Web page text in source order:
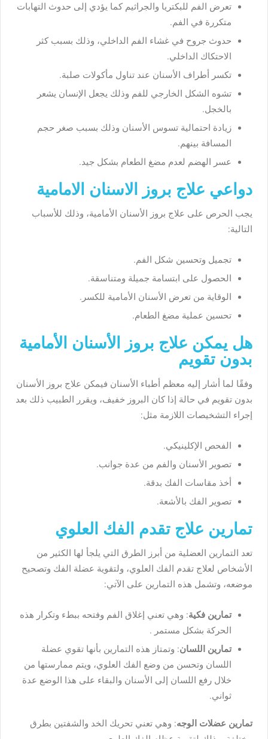
تعرض الفم للبكتريا والجراثيم كما يؤدي إلى حدوث التهابات
متكررة في الفم.
حدوث جروح في غشاء الفم الداخلي، وذلك بسبب كثر
الاحتكاك الداخلي.
تكسر أطراف الأسنان عند تناول مأكولات صلبة.
تشوه الشكل الخارجي للفم وذلك يجعل الإنسان يشعر
بالخجل.
زيادة احتمالية تسوس الأسنان وذلك بسبب صغر حجم
المسافة بينهم.
عسر الهضم لعدم مضغ الطعام بشكل جيد.
دواعي علاج بروز الاسنان الامامية
يجب الحرص على علاج بروز الأسنان الأمامية، وذلك للأسباب
التالية:
تجميل وتحسين شكل الفم.
الحصول على ابتسامة جميلة ومتناسقة.
الوقاية من تعرض الأسنان الأمامية للكسر.
تحسين عملية مضغ الطعام.
هل يمكن علاج بروز الأسنان الأمامية
بدون تقويم
وفقًا لما أشار إليه معظم أطباء الأسنان فيمكن علاج بروز الأسنان
بدون تقويم في حالة إذا كان البروز خفيف، ويقرر الطبيب ذلك بعد
إجراء التشخيصات اللازمة مثل:
الفحص الإكلينيكي.
تصوير الأسنان والفم من عدة جوانب.
أخذ مقاسات الفك بدقة.
تصوير الفك بالأشعة.
تمارين علاج تقدم الفك العلوي
تعد التمارين العضلية من أبرز الطرق التي يلجأ لها الكثير من
الأشخاص لعلاج تقدم الفك العلوي، ولتقوية عضلة الفك وتصحيح
موضعه، وتشمل هذه التمارين على الآتي:
تمارين فكية: وهي تعني إغلاق الفم وفتحه ببطء وتكرار هذه
الحركة بشكل مستمر .
تمارين اللسان: وتمتاز هذه التمارين بأنها تقوي عضلة
اللسان وتحسن من وضع الفك العلوي، ويتم ممارستها من
خلال رفع اللسان إلى الأسنان والبقاء على هذا الوضع عدة
ثواني.
تمارين عضلات الوجه: وهي تعني تحريك الخد والشفتين بطرق